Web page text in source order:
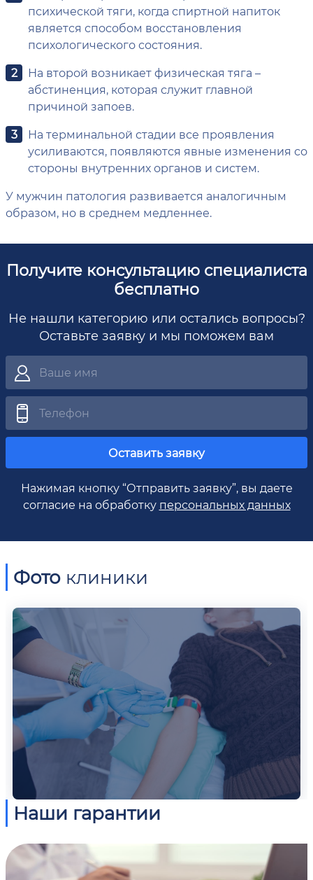
психической тяги, когда спиртной напиток
является способом восстановления
психологического состояния.
На второй возникает физическая тяга –
абстиненция, которая служит главной
причиной запоев.
На терминальной стадии все проявления
усиливаются, появляются явные изменения со
стороны внутренних органов и систем.
У мужчин патология развивается аналогичным
образом, но в среднем медленнее.
Получите консультацию специалиста
бесплатно
Не нашли категорию или остались вопросы?
Оставьте заявку и мы поможем вам
Оставить заявку
Нажимая кнопку “Отправить заявку”, вы даете
согласие на обработку персональных данных
Фото клиники
Наши гарантии